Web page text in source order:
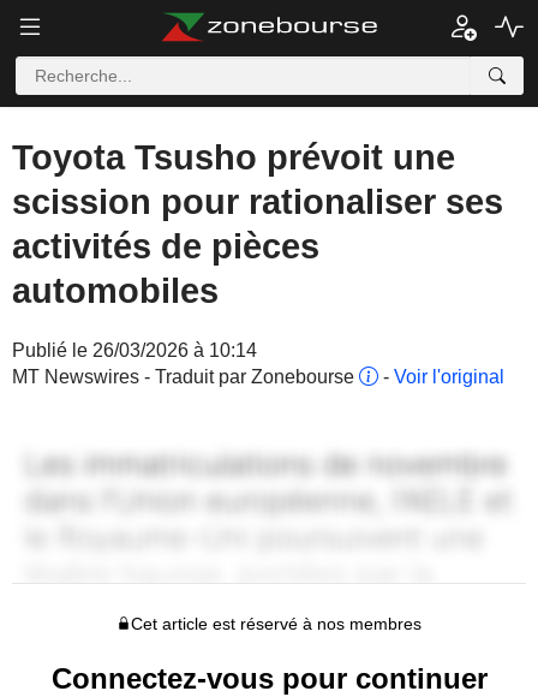
Toyota Tsusho prévoit une
scission pour rationaliser ses
activités de pièces
automobiles
Publié le 26/03/2026 à 10:14
MT Newswires - Traduit par Zonebourse
- Voir l'original
Cet article est réservé à nos membres
Connectez-vous pour continuer